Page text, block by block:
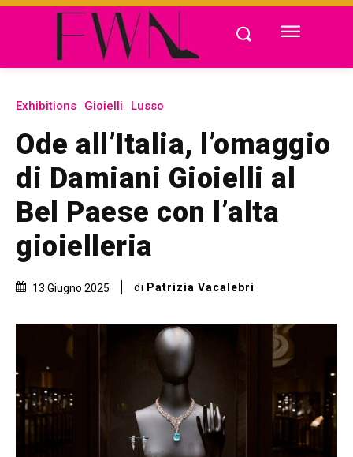
Exhibitions Gioielli Lusso
Ode all’Italia, l’omaggio
di Damiani Gioielli al
Bel Paese con l’alta
gioielleria
13 Giugno 2025 di Patrizia Vacalebri